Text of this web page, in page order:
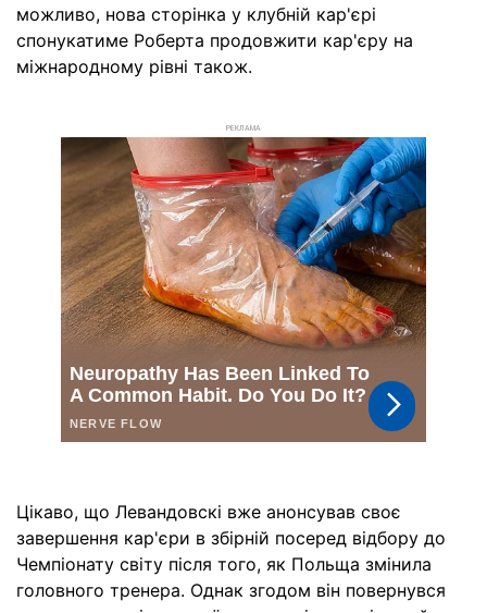
можливо, нова сторінка у клубній кар'єрі
спонукатиме Роберта продовжити кар'єру на
міжнародному рівні також.
РЕКЛАМА
Цікаво, що Левандовскі вже анонсував своє
завершення кар'єри в збірній посеред відбору до
Чемпіонату світу після того, як Польща змінила
головного тренера. Однак згодом він повернувся